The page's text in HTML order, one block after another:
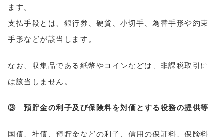
ます。
支払手段とは、銀行券、硬貨、小切手、為替手形や約束
手形などが該当します。
なお、収集品である紙幣やコインなどは、非課税取引に
は該当しません。
③ 預貯金の利子及び保険料を対価とする役務の提供等
国債、社債、預貯金などの利子、信用の保証料、保険料